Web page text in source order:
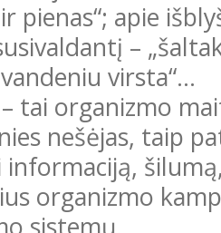
pienas“; apie
–
virsta“...
– tai organizmo
nešėjas, taip
organizmo
sistemų.